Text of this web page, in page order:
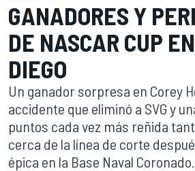
GANADORES Y
DE NASCAR CUP
DIEGO
Un ganador sorpresa en Corey
accidente que eliminó a SVG y
puntos cada vez más reñida
cerca de la línea de corte
épica en la Base Naval Coronado.